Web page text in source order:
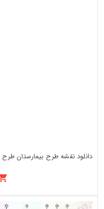
دانلود نقشه طرح بیمارستان طرح DWG فایل (کد39111)